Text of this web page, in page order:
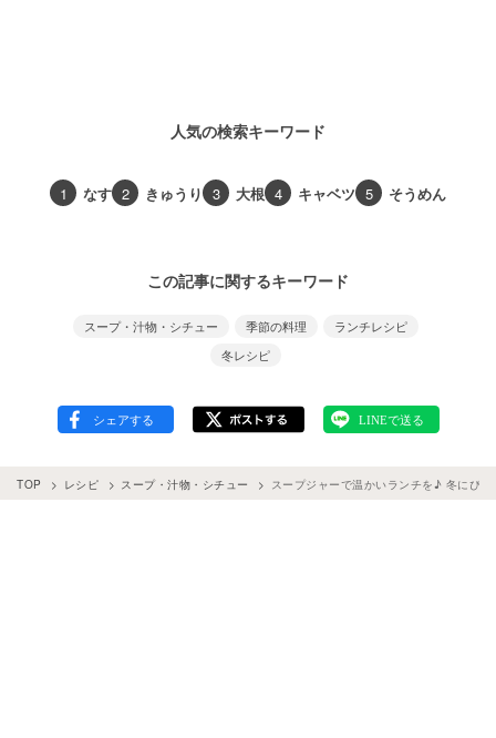
人気の検索キーワード
1 なす 2 きゅうり 3 大根 4 キャベツ 5 そうめん
この記事に関するキーワード
スープ・汁物・シチュー 季節の料理
ランチレシピ
冬レシピ
TOP レシピ スープ・汁物・シチュー スープジャーで温かいランチを♪ 冬にぴ